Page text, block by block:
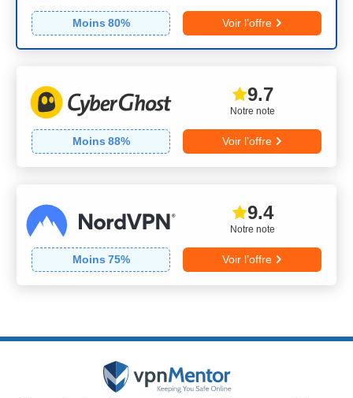
Moins 80% Voir l’offre
Notre note
9.7
Moins 88% Voir l’offre
Notre note
9.4
Moins 75% Voir l’offre